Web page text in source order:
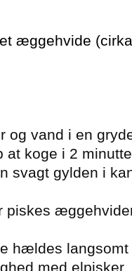
æggehvide
og vand i en
at koge i 2
svagt gylden i
piskes
hældes
med